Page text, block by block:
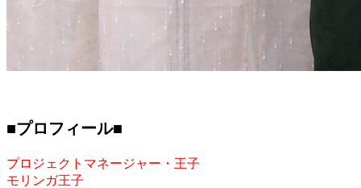
■プロフィール■
プロジェクトマネージャー・王子
モリンガ王子